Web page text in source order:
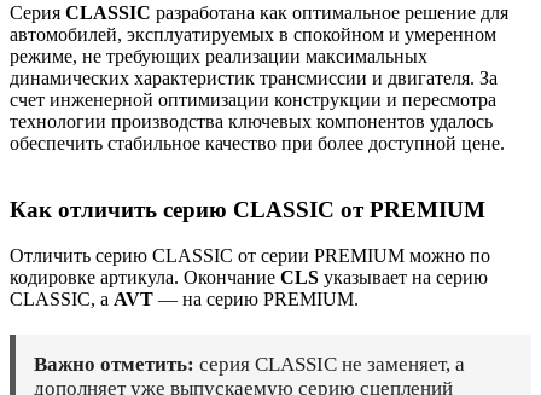
Серия CLASSIC разработана как оптимальное решение для
автомобилей, эксплуатируемых в спокойном и умеренном
режиме, не требующих реализации максимальных
динамических характеристик трансмиссии и двигателя. За
счет инженерной оптимизации конструкции и пересмотра
технологии производства ключевых компонентов удалось
обеспечить стабильное качество при более доступной цене.
Как отличить серию CLASSIC от PREMIUM
Отличить серию CLASSIC от серии PREMIUM можно по
кодировке артикула. Окончание CLS указывает на серию
CLASSIC, а AVT — на серию PREMIUM.
Важно отметить: серия CLASSIC не заменяет, а
дополняет уже выпускаемую серию сцеплений